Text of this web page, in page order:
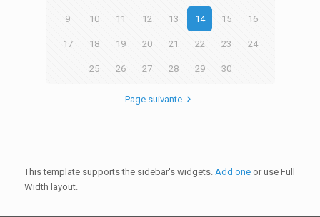
9 10 11 12 13 14 15 16
17 18 19 20 21 22 23 24
25 26 27 28 29 30
Page suivante
This template supports the sidebar's widgets. Add oneor use Full
Width layout.